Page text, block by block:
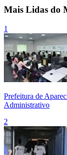
Mais Lidas do
1
Prefeitura de
Administrativo
2